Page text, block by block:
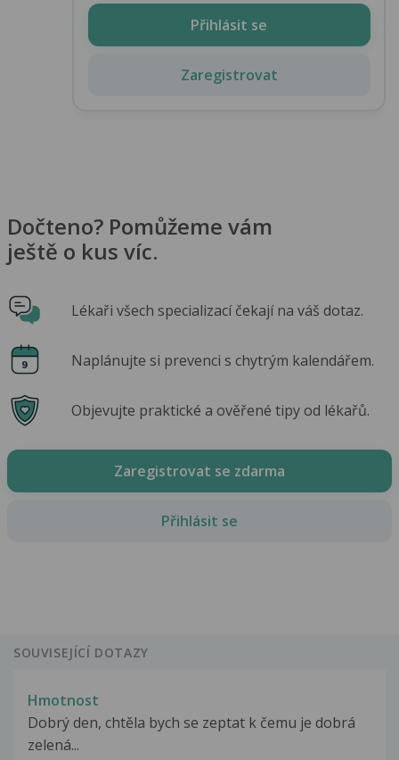
Přihlásit se
Zaregistrovat
Dočteno? Pomůžeme vám
ještě o kus víc.
Lékaři všech specializací čekají na váš dotaz.
Naplánujte si prevenci s chytrým kalendářem.
Objevujte praktické a ověřené tipy od lékařů.
Zaregistrovat se zdarma
Přihlásit se
SOUVISEJÍCÍ DOTAZY
Hmotnost
Dobrý den, chtěla bych se zeptat k čemu je dobrá
zelená...